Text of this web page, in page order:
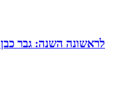
לראשונה השנה: גבר כבן 70 נפטר מקדחת מערב הנילוס